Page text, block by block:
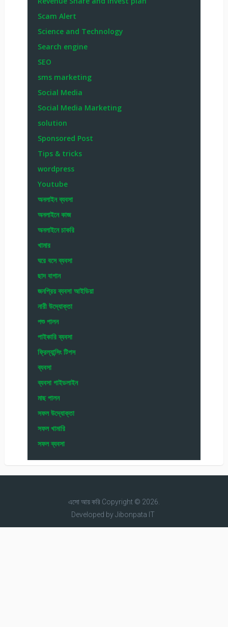
iOS এবং Android
Jeneral
krishi
life style
Marketplace
Micro Jobs
occupation
Offline income
Online Business
Online Income
online platform
Outsorcing
Payment Method
Play online Games
Programming
Promotions
PTC
Revenue Share and invest plan
Scam Alert
Science and Technology
Search engine
SEO
sms marketing
Social Media
Social Media Marketing
solution
Sponsored Post
Tips & tricks
wordpress
অনলাইনে চাকরি